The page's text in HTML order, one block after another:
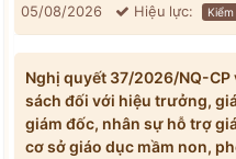
05/08/2026
Hiệu lực:
Nghị quyết 37/2026/NQ-
sách đối với hiệu trưởng,
giám đốc, nhân sự hỗ trợ
cơ sở giáo dục mầm non,